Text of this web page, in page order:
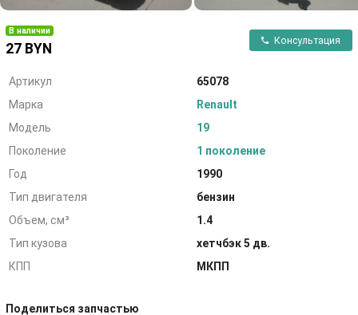
В наличии
27 BYN
Консультация
Артикул
65078
Марка
Renault
Модель
19
Поколение
1 поколение
Год
1990
Тип двигателя
бензин
Объем, см³
1.4
Тип кузова
хетчбэк 5 дв.
КПП
МКПП
Поделиться запчастью